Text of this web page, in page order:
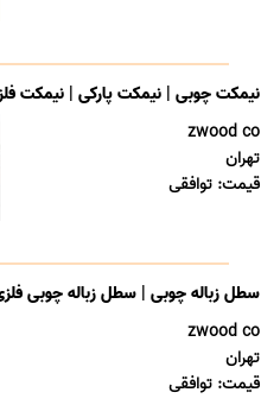
نیمکت چوبی | نیمکت پارکی | نیمکت
zwood co
تهران
قیمت: توافقی
سطل زباله چوبی | سطل زباله چوبی
zwood co
تهران
قیمت: توافقی